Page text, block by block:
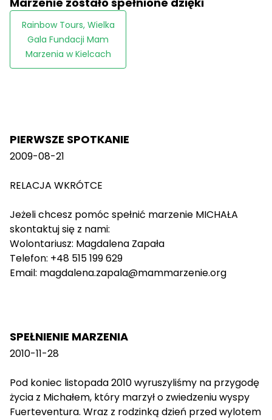
Rainbow Tours, Wielka
Gala Fundacji Mam
Marzenia w Kielcach
PIERWSZE SPOTKANIE
2009-08-21
RELACJA WKRÓTCE
Jeżeli chcesz pomóc spełnić marzenie MICHAŁA
skontaktuj się z nami:
Wolontariusz: Magdalena Zapała
Telefon: +48 515 199 629
Email: magdalena.zapala@mammarzenie.org
SPEŁNIENIE MARZENIA
2010-11-28
Pod koniec listopada 2010 wyruszyliśmy na przygodę
życia z Michałem, który marzył o zwiedzeniu wyspy
Fuerteventura. Wraz z rodzinką dzień przed wylotem